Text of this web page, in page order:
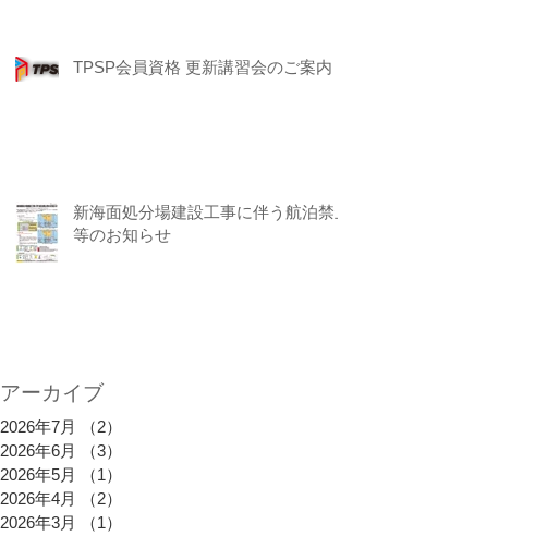
TPSP会員資格 更新講習会のご案内
新海面処分場建設工事に伴う航泊禁止
等のお知らせ
アーカイブ
2026年7月 （2）
2026年6月
（3）
2026年5月
（1）
2026年4月
（2）
2026年3月
（1）